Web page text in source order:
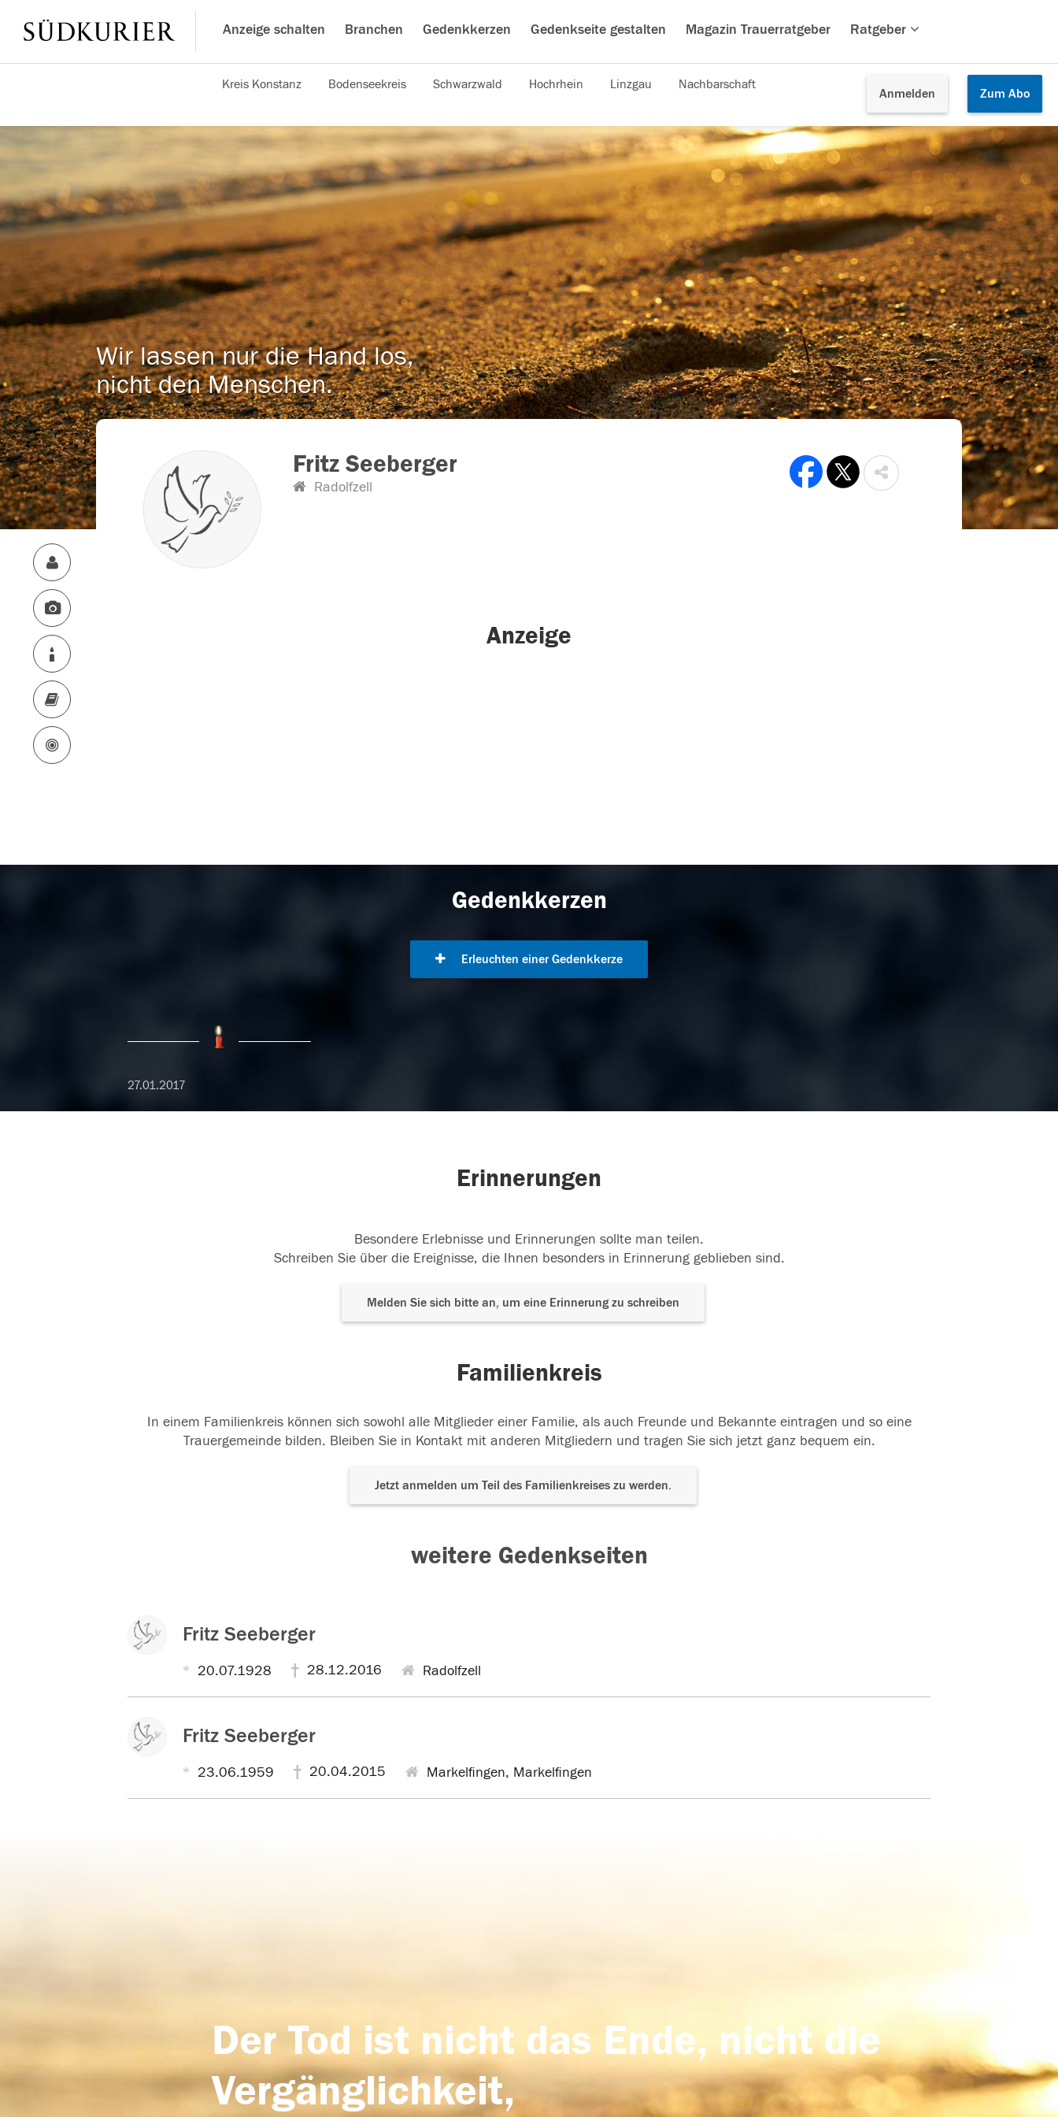
Anzeige schalten Branchen Gedenkkerzen Gedenkseite gestalten Magazin Trauerratgeber Ratgeber
Anmelden Zum Abo
Kreis Konstanz Bodenseekreis Schwarzwald Hochrhein Linzgau Nachbarschaft
Wir lassen nur die Hand los,
nicht den Menschen.
Fritz Seeberger
Radolfzell
Anzeige
Gedenkkerzen
Erleuchten einer Gedenkkerze
27.01.2017
Erinnerungen
Besondere Erlebnisse und Erinnerungen sollte man teilen.
Schreiben Sie über die Ereignisse, die Ihnen besonders in Erinnerung geblieben sind.
Melden Sie sich bitte an, um eine Erinnerung zu schreiben
Familienkreis
In einem Familienkreis können sich sowohl alle Mitglieder einer Familie, als auch Freunde und Bekannte eintragen und so eine
Trauergemeinde bilden. Bleiben Sie in Kontakt mit anderen Mitgliedern und tragen Sie sich jetzt ganz bequem ein.
Jetzt anmelden um Teil des Familienkreises zu werden.
weitere Gedenkseiten
Fritz Seeberger
20.07.1928 28.12.2016 Radolfzell
Fritz Seeberger
23.06.1959 20.04.2015 Markelfingen, Markelfingen
Der Tod ist nicht das Ende, nicht die
Vergänglichkeit,